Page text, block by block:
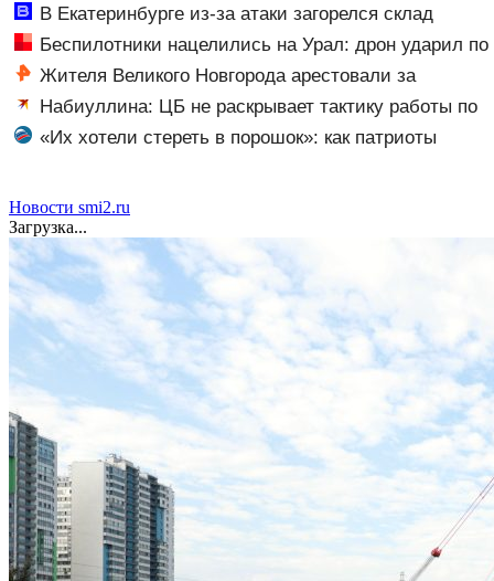
Европе и в Крыму
В Екатеринбурге из-за атаки загорелся склад
Wildberries - Новости на Вести.ru
Беспилотники нацелились на Урал: дрон ударил по
складу Wildberries — кадры
Жителя Великого Новгорода арестовали за
сексуальное насилие над младенцем
Набиуллина: ЦБ не раскрывает тактику работы по
возврату замороженных активов
«Их хотели стереть в порошок»: как патриоты
Новости smi2.ru
Загрузка...